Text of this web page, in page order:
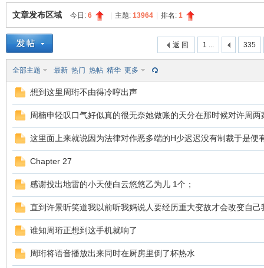
» ›
文章发布区域 今日: 6 主题: 13964 排名: 1
1 ... 335
返 回
全部主题 最新 热门 热帖 精华 更多
想到这里周珩不由得冷哼出声
周楠申轻叹口气好似真的很无奈她做账的天分在那时候对许周两
这里面上来就说因为法律对作恶多端的H少迟迟没有制裁于是便
Chapter 27
感谢投出地雷的小天使白云悠悠乙为儿 1个；
直到许景昕笑道我以前听我妈说人要经历重大变故才会改变自己
谁知周珩正想到这手机就响了
周珩将语音播放出来同时在厨房里倒了杯热水